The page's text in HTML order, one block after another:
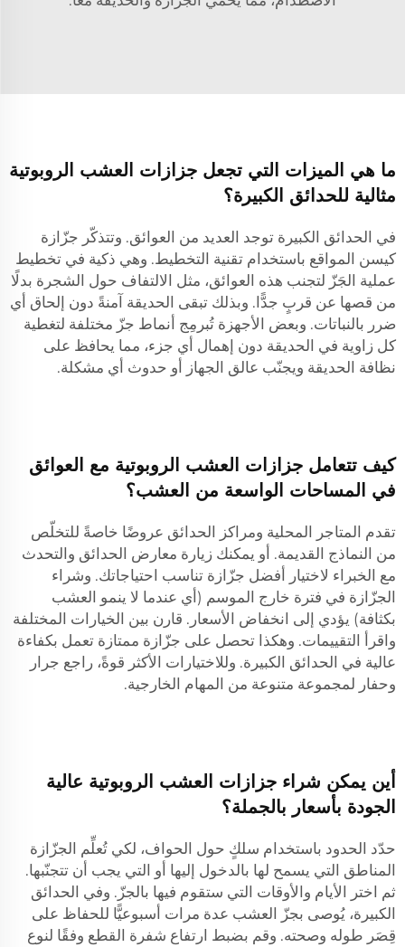
ما هي الميزات التي تجعل جزازات العشب الروبوتية
مثالية للحدائق الكبيرة؟
في الحدائق الكبيرة توجد العديد من العوائق. وتتذكّر جزّازة
كيسن المواقع باستخدام تقنية التخطيط. وهي ذكية في تخطيط
عملية الجَزّ لتجنب هذه العوائق، مثل الالتفاف حول الشجرة بدلًا
من قصها عن قربٍ جدًّا. وبذلك تبقى الحديقة آمنةً دون إلحاق أي
ضرر بالنباتات. وبعض الأجهزة تُبرمِج أنماط جزّ مختلفة لتغطية
كل زاوية في الحديقة دون إهمال أي جزء، مما يحافظ على
نظافة الحديقة ويجنّب عالق الجهاز أو حدوث أي مشكلة.
كيف تتعامل جزازات العشب الروبوتية مع العوائق
في المساحات الواسعة من العشب؟
تقدم المتاجر المحلية ومراكز الحدائق عروضًا خاصةً للتخلّص
من النماذج القديمة. أو يمكنك زيارة معارض الحدائق والتحدث
مع الخبراء لاختيار أفضل جزّازة تناسب احتياجاتك. وشراء
الجزّازة في فترة خارج الموسم (أي عندما لا ينمو العشب
بكثافة) يؤدي إلى انخفاض الأسعار. قارن بين الخيارات المختلفة
واقرأ التقييمات. وهكذا تحصل على جزّازة ممتازة تعمل بكفاءة
عالية في الحدائق الكبيرة. وللاختيارات الأكثر قوةً، راجع جرار
وحفار لمجموعة متنوعة من المهام الخارجية.
أين يمكن شراء جزازات العشب الروبوتية عالية
الجودة بأسعار بالجملة؟
حدّد الحدود باستخدام سلكٍ حول الحواف، لكي تُعلِّم الجزّازة
المناطق التي يسمح لها بالدخول إليها أو التي يجب أن تتجنّبها.
ثم اختر الأيام والأوقات التي ستقوم فيها بالجزّ. وفي الحدائق
الكبيرة، يُوصى بجزّ العشب عدة مرات أسبوعيًّا للحفاظ على
قِصَر طوله وصحته. وقم بضبط ارتفاع شفرة القطع وفقًا لنوع